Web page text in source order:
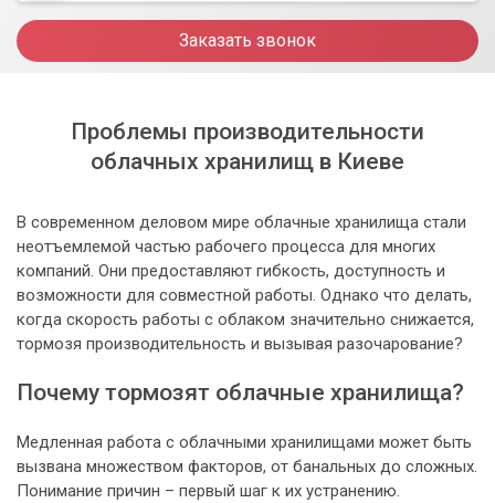
Заказать звонок
Проблемы производительности
облачных хранилищ в Киеве
В современном деловом мире облачные хранилища стали
неотъемлемой частью рабочего процесса для многих
компаний. Они предоставляют гибкость, доступность и
возможности для совместной работы. Однако что делать,
когда скорость работы с облаком значительно снижается,
тормозя производительность и вызывая разочарование?
Почему тормозят облачные хранилища?
Медленная работа с облачными хранилищами может быть
вызвана множеством факторов, от банальных до сложных.
Понимание причин – первый шаг к их устранению.